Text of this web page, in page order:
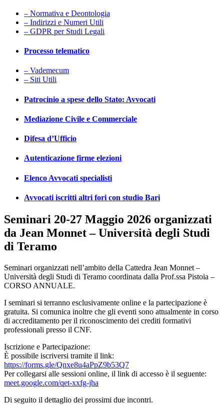
– Normativa e Deontologia
– Indirizzi e Numeri Utili
– GDPR per Studi Legali
Processo telematico
– Vademecum
– Siti Utili
Patrocinio a spese dello Stato: Avvocati
Mediazione Civile e Commerciale
Difesa d’Ufficio
Autenticazione firme elezioni
Elenco Avvocati specialisti
Avvocati iscritti altri fori con studio Bari
Seminari 20-27 Maggio 2026 organizzati
da Jean Monnet – Università degli Studi
di Teramo
Seminari organizzati nell’ambito della Cattedra Jean Monnet –
Università degli Studi di Teramo coordinata dalla Prof.ssa Pistoia –
CORSO ANNUALE.
I seminari si terranno esclusivamente online e la partecipazione è
gratuita. Si comunica inoltre che gli eventi sono attualmente in corso
di accreditamento per il riconoscimento dei crediti formativi
professionali presso il CNF.
Iscrizione e Partecipazione:
È possibile iscriversi tramite il link:
https://forms.gle/Qnxe8u4aPpZ9b53Q7
Per collegarsi alle sessioni online, il link di accesso è il seguente:
meet.google.com/qet-xxfg-jha
Di seguito il dettaglio dei prossimi due incontri.